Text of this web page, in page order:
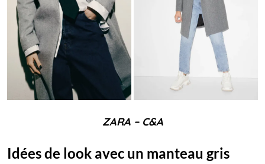
ZARA – C&A
Idées de look avec un manteau gris